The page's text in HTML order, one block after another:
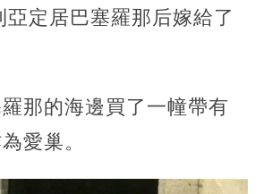
亞定居巴塞羅那后嫁給了
那的海邊買了一幢帶有
愛巢。